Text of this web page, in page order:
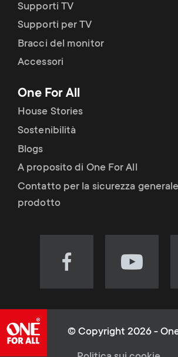
Supporti TV
Supporti per TV
Bracci del monitor
Accessori
One For All
House Stories
Sostenibilità
Blogs
A proposito di One For All
Contatto per la sicurezza
prodotto
Visit
(opens
Visit
(opens
© Copyright 2026 -